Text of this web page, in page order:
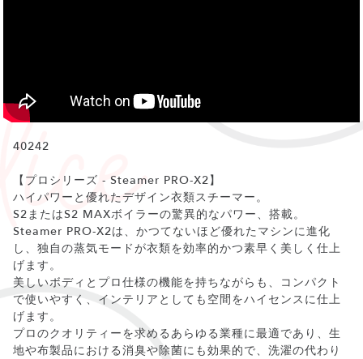
40242
【プロシリーズ - Steamer PRO-X2】
ハイパワーと優れたデザイン衣類スチーマー。
S2またはS2 MAXボイラーの驚異的なパワー、搭載。
Steamer PRO-X2は、かつてないほど優れたマシンに進化
し、独自の蒸気モードが衣類を効率的かつ素早く美しく仕上
げます。
美しいボディとプロ仕様の機能を持ちながらも、コンパクト
で使いやすく、インテリアとしても空間をハイセンスに仕上
げます。
プロのクオリティーを求めるあらゆる業種に最適であり、生
地や布製品における消臭や除菌にも効果的で、洗濯の代わり